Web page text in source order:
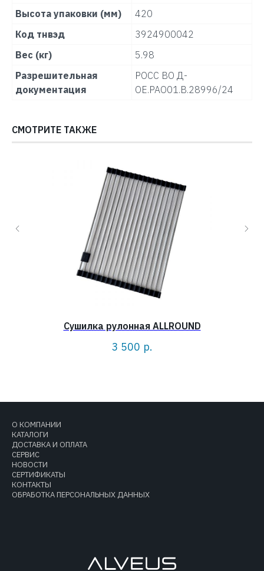
Высота упаковки (мм)
420
Код тнвэд
3924900042
Вес (кг)
5.98
Разрешительная
документация
РОСС ВО Д-
ОЕ.РАО01.В.28996/24
СМОТРИТЕ ТАКЖЕ
Сушилка рулонная ALLROUND
3 500 р.
О КОМПАНИИ
КАТАЛОГИ
ДОСТАВКА И ОПЛАТА
СЕРВИС
НОВОСТИ
СЕРТИФИКАТЫ
КОНТАКТЫ
ОБРАБОТКА ПЕРСОНАЛЬНЫХ ДАННЫХ